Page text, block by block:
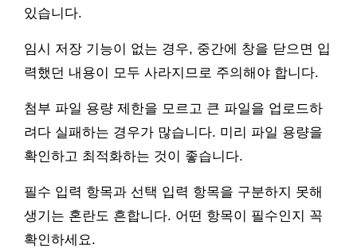
있습니다.
임시 저장 기능이 없는 경우, 중간에 창을 닫으면 입
력했던 내용이 모두 사라지므로 주의해야 합니다.
첨부 파일 용량 제한을 모르고 큰 파일을 업로드하
려다 실패하는 경우가 많습니다. 미리 파일 용량을
확인하고 최적화하는 것이 좋습니다.
필수 입력 항목과 선택 입력 항목을 구분하지 못해
생기는 혼란도 흔합니다. 어떤 항목이 필수인지 꼭
확인하세요.